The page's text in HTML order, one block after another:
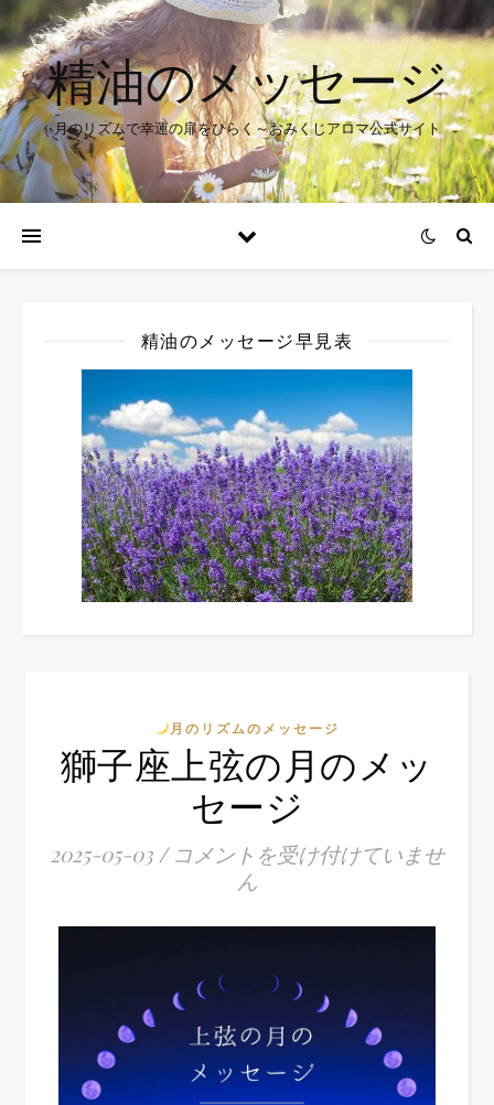
精油のメッセージ
月のリズムで幸運の扉をひらく～おみくじアロマ公式サイト
精油のメッセージ早見表
月のリズムのメッセージ
獅子座上弦の月のメッ
セージ
2025-05-03 / コメントを受け付けていませ
ん